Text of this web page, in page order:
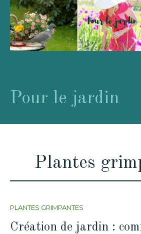
Pour le jardin
Plantes
PLANTES GRIMPANTES
Création de jardin :